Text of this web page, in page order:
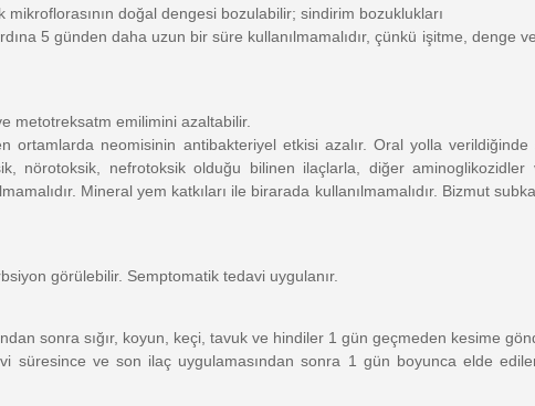
mikroflorasının doğal dengesi bozulabilir; sindirim bozuklukları
5 günden daha uzun bir süre kullanılmamalıdır, çünkü işitme, denge
metotreksatm emilimini azaltabilir.
neomisinin antibakteriyel etkisi azalır. Oral yolla verildiğinde
nörotoksik, nefrotoksik olduğu bilinen ilaçlarla, diğer aminoglikozidler
Mineral yem katkıları ile birarada kullanılmamalıdır. Bizmut
görülebilir. Semptomatik tedavi uygulanır.
sonra sığır, koyun, keçi, tavuk ve hindiler 1 gün geçmeden kesime
süresince ve son ilaç uygulamasından sonra 1 gün boyunca elde